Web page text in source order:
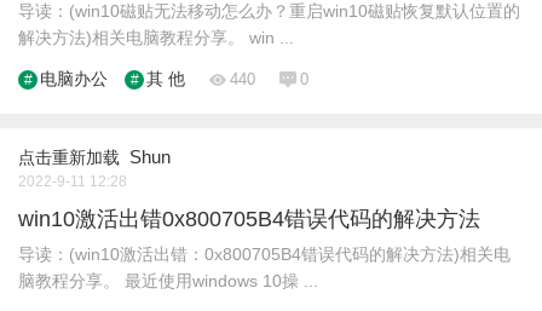
导读：(win10磁贴无法移动怎么办？重启win10磁贴恢复默认位置的
解决方法)相关电脑教程分享。 win ...
电脑办公 其 他 440 0
点击重新加载 Shun
2022-9-11 12:28
win10激活出错0x800705B4错误代码的解决方法
导读：(win10激活出错：0x800705B4错误代码的解决方法)相关电
脑教程分享。 最近使用windows 10操 ...